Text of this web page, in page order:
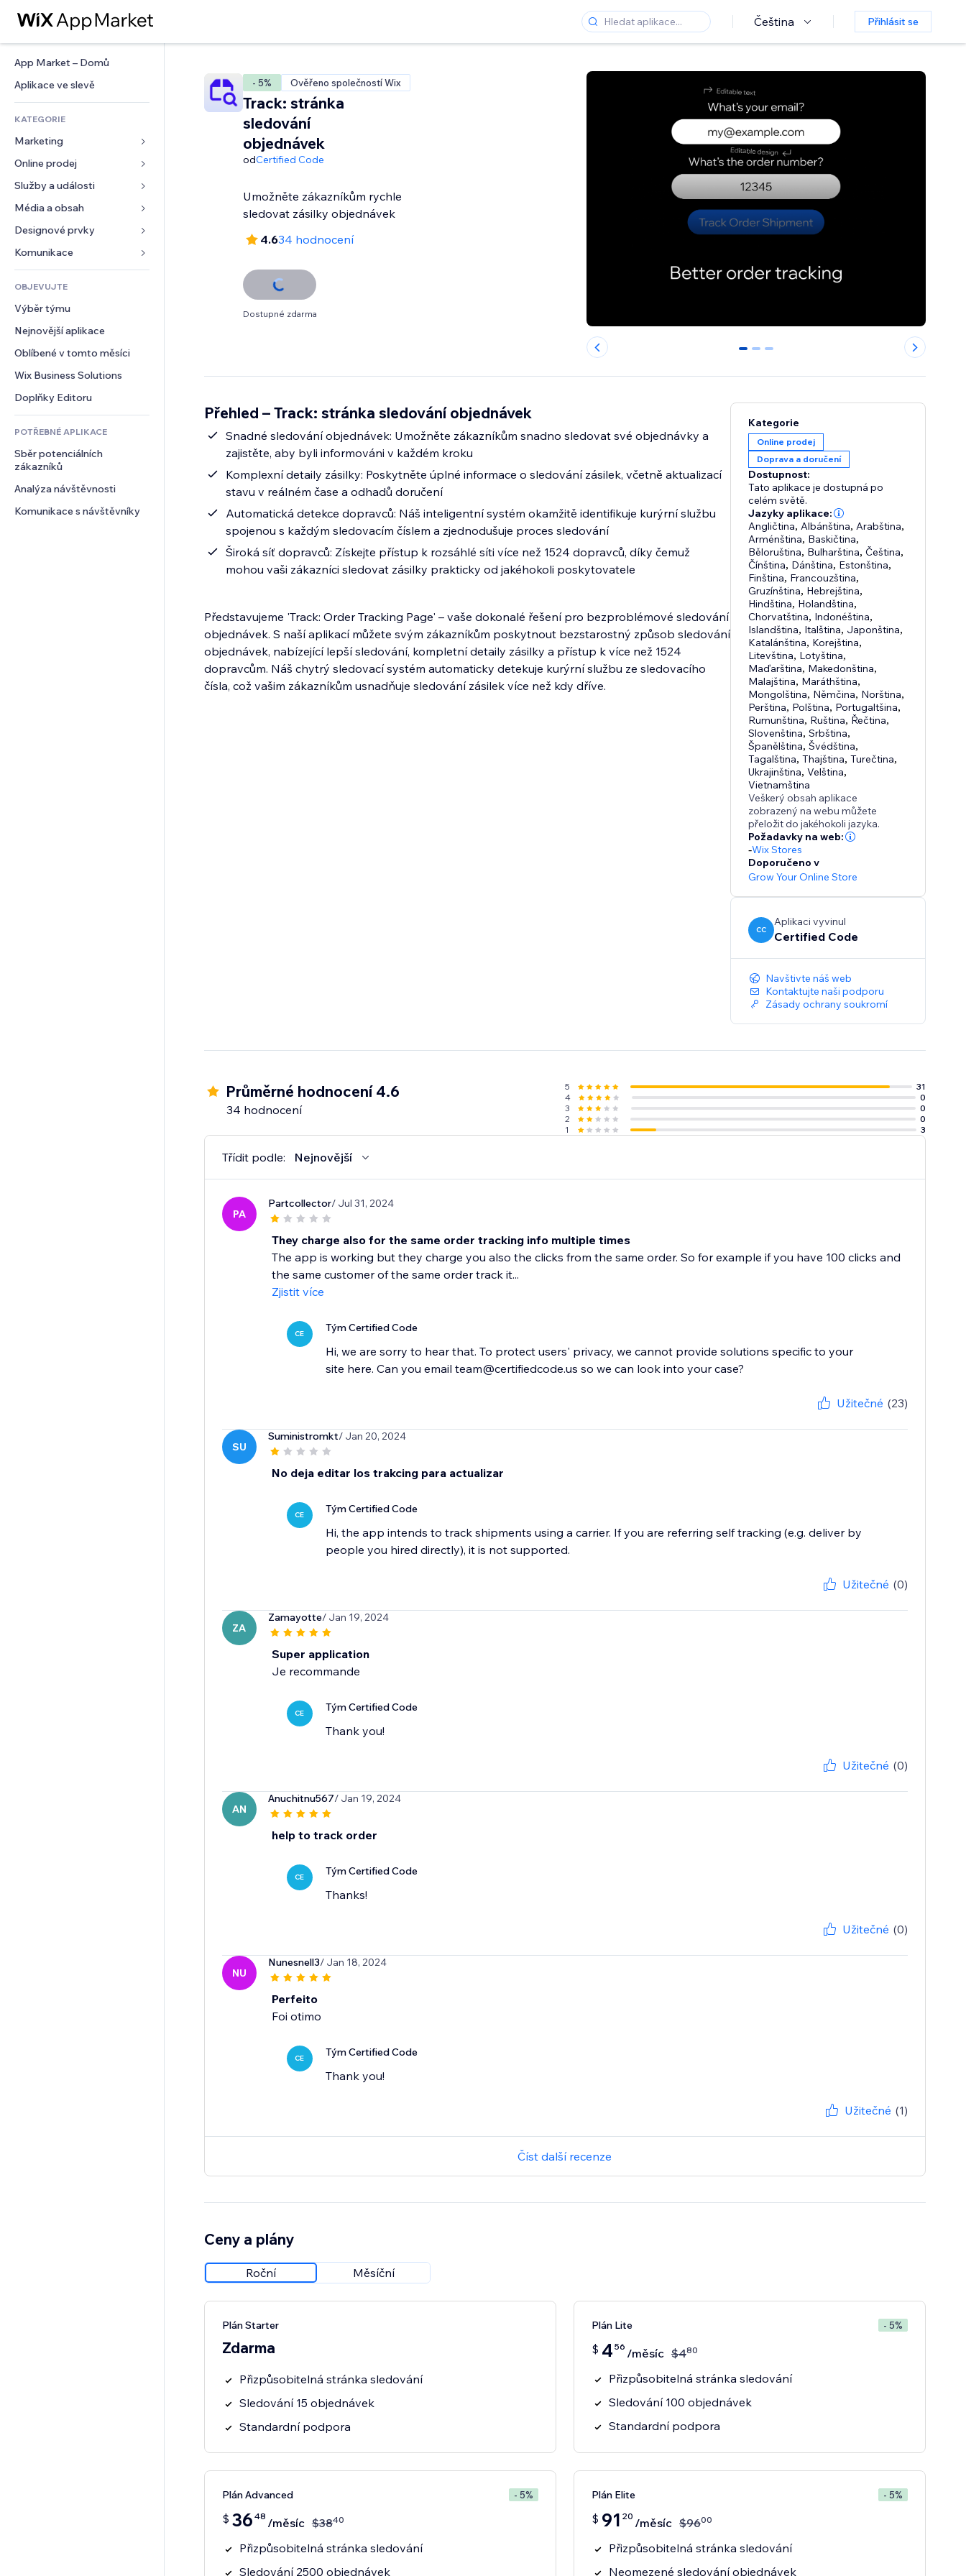
Čeština Přihlásit se
App Market – Domů
Aplikace ve slevě
KATEGORIE
Marketing
Reklamy
Mobilní zařízení
Analytika
Výpisy webu
E‑mail
Online prodej
Aplikace pro obchody
Doprava a doručení
Tlačítka pro prodej
Účetnictví
Kupóny a věrnostní programy
Skladování
Jídlo a nápoje
Služby a události
Ubytování
Události
Restaurace
Nemovitosti
Rezervace
Média a obsah
Galerie
Hudba
Podcasty
Fotografie
Video
PDF
Sdílení souborů
Novinky
Designové prvky
Mapy a navigace
Soukromí a bezpečnost
Hodiny
Šablony stránek
Efekty pro obrázky
Tlačítka a nabídky
Bannery a odznaky
Kalkulačky
Vyhledávání
Počasí
Tabulky a grafy
Formuláře
Ankety
Chat
Komentáře
Telefon
Komunita
Reference a recenze
CRM
OBJEVUJTE
Výběr týmu
Nejnovější aplikace
Oblíbené v tomto měsíci
Wix Business Solutions
Doplňky Editoru
POTŘEBNÉ APLIKACE
Sběr potenciálních
zákazníků
Analýza návštěvnosti
Komunikace s návštěvníky
- 5% Ověřeno společností Wix
Track: stránka
sledování
objednávek
odCertified Code
Umožněte zákazníkům rychle
sledovat zásilky objednávek
4.634 hodnocení
Dostupné zdarma
0 1 2
Přehled – Track: stránka sledování objednávek
Snadné sledování objednávek: Umožněte zákazníkům snadno sledovat své objednávky a
zajistěte, aby byli informováni v každém kroku
Komplexní detaily zásilky: Poskytněte úplné informace o sledování zásilek, včetně aktualizací
stavu v reálném čase a odhadů doručení
Automatická detekce dopravců: Náš inteligentní systém okamžitě identifikuje kurýrní službu
spojenou s každým sledovacím číslem a zjednodušuje proces sledování
Široká síť dopravců: Získejte přístup k rozsáhlé síti více než 1524 dopravců, díky čemuž
mohou vaši zákazníci sledovat zásilky prakticky od jakéhokoli poskytovatele
Představujeme 'Track: Order Tracking Page' – vaše dokonalé řešení pro bezproblémové sledování
objednávek. S naší aplikací můžete svým zákazníkům poskytnout bezstarostný způsob sledování
objednávek, nabízející lepší sledování, kompletní detaily zásilky a přístup k více než 1524
dopravcům. Náš chytrý sledovací systém automaticky detekuje kurýrní službu ze sledovacího
čísla, což vašim zákazníkům usnadňuje sledování zásilek více než kdy dříve.
Kategorie
Online prodej
Doprava a doručení
Dostupnost:
Tato aplikace je dostupná po
celém světě.
Jazyky aplikace:
Angličtina, Albánština, Arabština,
Arménština, Baskičtina,
Běloruština, Bulharština,Čeština,
Čínština, Dánština, Estonština,
Finština, Francouzština,
Gruzínština, Hebrejština,
Hindština, Holandština,
Chorvatština, Indonéština,
Islandština, Italština, Japonština,
Katalánština, Korejština,
Litevština, Lotyština,
Maďarština, Makedonština,
Malajština, Maráthština,
Mongolština, Němčina, Norština,
Perština, Polština, Portugaltšina,
Rumunština, Ruština, Řečtina,
Slovenština,Srbština,
Španělština,Švédština,
Tagalština,Thajština,Turečtina,
Ukrajinština,Velština,
Vietnamština
Veškerý obsah aplikace
zobrazený na webu můžete
přeložit do jakéhokoli jazyka.
Požadavky na web:
-Wix Stores
Doporučeno v
Grow Your Online Store
CC
Aplikaci vyvinul
Certified Code
Navštivte náš web
Kontaktujte naši podporu
Zásady ochrany soukromí
Průměrné hodnocení 4.6
34 hodnocení
5
31
4
0
3
0
2
0
1
3
Třídit podle: Nejnovější
PA
Partcollector/ Jul 31, 2024
They charge also for the same order tracking info multiple times
The app is working but they charge you also the clicks from the same order. So for example if you have 100 clicks and
the same customer of the same order track it...
Zjistit více
CE Tým Certified Code
Hi, we are sorry to hear that. To protect users' privacy, we cannot provide solutions specific to your
site here. Can you email team@certifiedcode.us so we can look into your case?
Užitečné (23)
SU
Suministromkt/ Jan 20, 2024
No deja editar los trakcing para actualizar
CE Tým Certified Code
Hi, the app intends to track shipments using a carrier. If you are referring self tracking (e.g. deliver by
people you hired directly), it is not supported.
Užitečné (0)
ZA
Zamayotte/ Jan 19, 2024
Super application
Je recommande
CE Tým Certified Code
Thank you!
Užitečné (0)
AN
Anuchitnu567/ Jan 19, 2024
help to track order
CE Tým Certified Code
Thanks!
Užitečné (0)
NU
Nunesnell3/ Jan 18, 2024
Perfeito
Foi otimo
CE Tým Certified Code
Thank you!
Užitečné (1)
Číst další recenze
Ceny a plány
Roční Měsíční
Plán Starter
Zdarma
Přizpůsobitelná stránka sledování
Sledování 15 objednávek
Standardní podpora
Plán Lite - 5%
$ 4 56 /měsíc $480
Přizpůsobitelná stránka sledování
Sledování 100 objednávek
Standardní podpora
Plán Advanced - 5%
$ 36 48 /měsíc $3840
Přizpůsobitelná stránka sledování
Sledování 2500 objednávek
Plán Elite - 5%
$ 91 20 /měsíc $9600
Přizpůsobitelná stránka sledování
Neomezené sledování objednávek